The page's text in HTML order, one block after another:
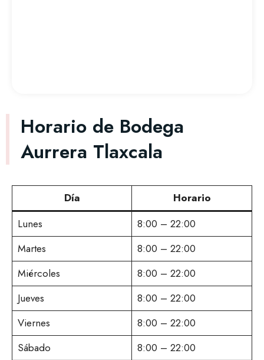
Horario de Bodega
Aurrera Tlaxcala
Día
Horario
Lunes
8:00 – 22:00
Martes
8:00 – 22:00
Miércoles
8:00 – 22:00
Jueves
8:00 – 22:00
Viernes
8:00 – 22:00
Sábado
8:00 – 22:00